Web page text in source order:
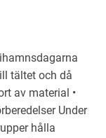
tältet och då
av material •
Under
hålla